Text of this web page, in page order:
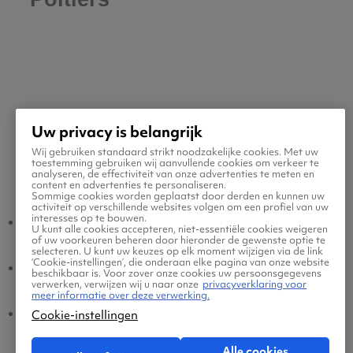
Populaire vluchten
Poitiers - Amsterdam Amsterdam - Poitiers
Poitiers - Eindhoven Eindhoven - Poitiers
Poitiers - Brussel
Uw privacy is belangrijk
Wij gebruiken standaard strikt noodzakelijke cookies. Met uw
toestemming gebruiken wij aanvullende cookies om verkeer te
analyseren, de effectiviteit van onze advertenties te meten en
content en advertenties te personaliseren.
Sommige cookies worden geplaatst door derden en kunnen uw
activiteit op verschillende websites volgen om een profiel van uw
interesses op te bouwen.
U kunt alle cookies accepteren, niet-essentiële cookies weigeren
of uw voorkeuren beheren door hieronder de gewenste optie te
selecteren. U kunt uw keuzes op elk moment wijzigen via de link
‘Cookie-instellingen’, die onderaan elke pagina van onze website
beschikbaar is. Voor zover onze cookies uw persoonsgegevens
verwerken, verwijzen wij u naar onze privacyverklaring voor
meer informatie over deze verwerking.
Cookie-instellingen